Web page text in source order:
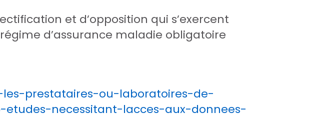
et d’opposition qui s’exercent
d’assurance maladie obligatoire
prestataires-ou-laboratoires-de-
necessitant-lacces-aux-donnees-